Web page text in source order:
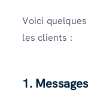
Voici
les clients :
1.